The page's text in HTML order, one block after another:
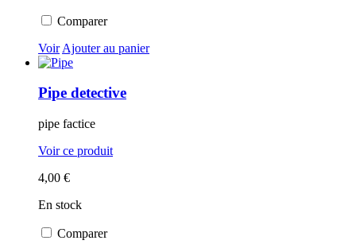
Comparer
Voir Ajouter au panier
Pipe detective
pipe factice
Voir ce produit
4,00 €
En stock
Comparer